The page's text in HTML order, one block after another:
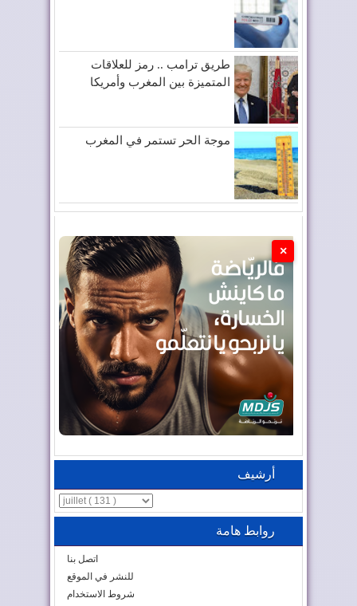
طريق ترامب .. رمز للعلاقات
المتميزة بين المغرب وأمريكا
موجة الحر تستمر في المغرب
×
أرشيف
روابط هامة
اتصل بنا
للنشر في الموقع
شروط الاستخدام